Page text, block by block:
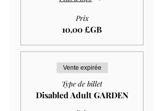
Prix
10,00 £GB
Vente expirée
Type de billet
Disabled Adult GARDEN